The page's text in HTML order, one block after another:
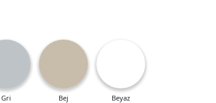
Gri Bej Beyaz